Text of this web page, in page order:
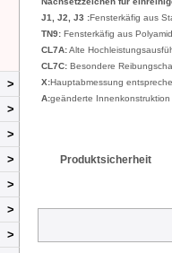
J1, J2, J3 :Fensterkäfig aus
TN9: Fensterkäfig aus Polyamid
CL7A:Alte
CL7C: Besondere
X:Hauptabmessung
A:geänderte Innenkonstruktion
Produktsicherheit